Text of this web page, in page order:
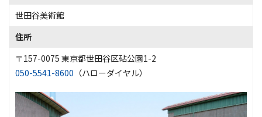
世田谷美術館
住所
〒157-0075 東京都世田谷区砧公園1-2
050-5541-8600 （ハローダイヤル）